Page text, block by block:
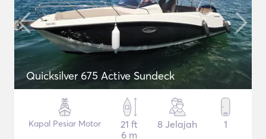
Quicksilver 675 Active Sundeck
Kapal Pesiar Motor
21 ft
6 m
8 Jelajah 1